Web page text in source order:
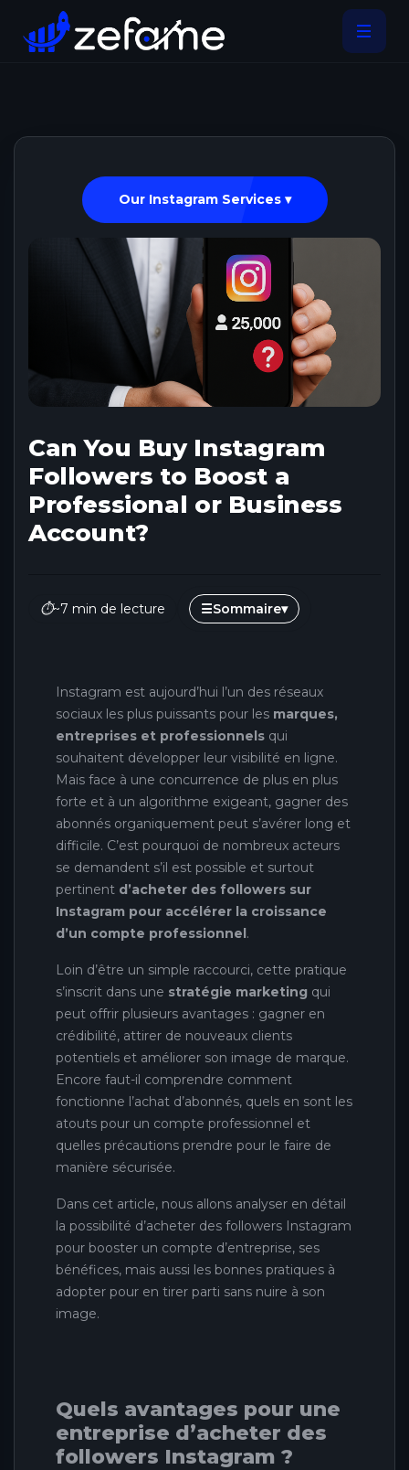
Our Instagram Services ▾
Can You Buy Instagram
Followers to Boost a
Professional or Business
Account?
⏱~7 min de lecture ☰Sommaire▾
Instagram est aujourd’hui l’un des réseaux
sociaux les plus puissants pour les marques,
entreprises et professionnels qui
souhaitent développer leur visibilité en ligne.
Mais face à une concurrence de plus en plus
forte et à un algorithme exigeant, gagner des
abonnés organiquement peut s’avérer long et
difficile. C’est pourquoi de nombreux acteurs
se demandent s’il est possible et surtout
pertinent d’acheter des followers sur
Instagram pour accélérer la croissance
d’un compte professionnel.
Loin d’être un simple raccourci, cette pratique
s’inscrit dans une stratégie marketing qui
peut offrir plusieurs avantages : gagner en
crédibilité, attirer de nouveaux clients
potentiels et améliorer son image de marque.
Encore faut-il comprendre comment
fonctionne l’achat d’abonnés, quels en sont les
atouts pour un compte professionnel et
quelles précautions prendre pour le faire de
manière sécurisée.
Dans cet article, nous allons analyser en détail
la possibilité d’acheter des followers Instagram
pour booster un compte d’entreprise, ses
bénéfices, mais aussi les bonnes pratiques à
adopter pour en tirer parti sans nuire à son
image.
Quels avantages pour une
entreprise d’acheter des
followers Instagram ?